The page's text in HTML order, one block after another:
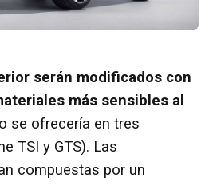
serán modificados con
más sensibles al
se ofrecería en tres
TSI y GTS). Las
compuestas por un